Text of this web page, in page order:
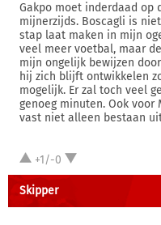
Gakpo moet inderdaad op
mijnerzijds. Boscagli is
stap laat maken in mijn
veel meer voetbal, maar
mijn ongelijk bewijzen
hij zich blijft ontwikkelen
mogelijk. Er zal toch veel
genoeg minuten. Ook voor
vast niet alleen bestaan
+1/-0
Skipper